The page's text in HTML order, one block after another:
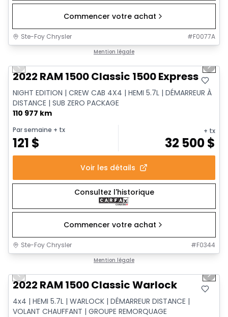
Commencer votre achat
Ste-Foy Chrysler #F0077A
Mention légale
Previous slide Next
2022 RAM 1500 Classic 1500 Express
NIGHT EDITION | CREW CAB 4X4 | HEMI 5.7L | DÉMARREUR À
DISTANCE | SUB ZERO PACKAGE
110 977 km
Par semaine + tx
121 $
+ tx
32 500$
Voir les détails
Consultez l'historique
Commencer votre achat
Ste-Foy Chrysler #F0344
Mention légale
Previous slide Next
2022 RAM 1500 Classic Warlock
4x4 | HEMI 5.7L | WARLOCK | DÉMARREUR DISTANCE |
VOLANT CHAUFFANT | GROUPE REMORQUAGE